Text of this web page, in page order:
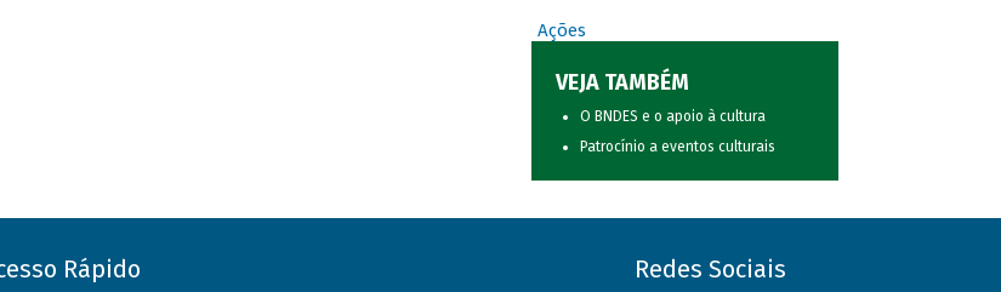
Ações
VEJA TAMBÉM
O BNDES e o apoio à cultura
Patrocínio a eventos culturais
Rápido Redes Sociais